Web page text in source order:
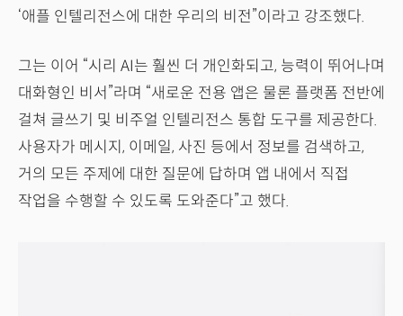
‘애플 인텔리전스에 대한 우리의 비전”이라고 강조했다.
그는 이어 “시리 AI는 훨씬 더 개인화되고, 능력이 뛰어나며
대화형인 비서”라며 “새로운 전용 앱은 물론 플랫폼 전반에
걸쳐 글쓰기 및 비주얼 인텔리전스 통합 도구를 제공한다.
사용자가 메시지, 이메일, 사진 등에서 정보를 검색하고,
거의 모든 주제에 대한 질문에 답하며 앱 내에서 직접
작업을 수행할 수 있도록 도와준다”고 했다.